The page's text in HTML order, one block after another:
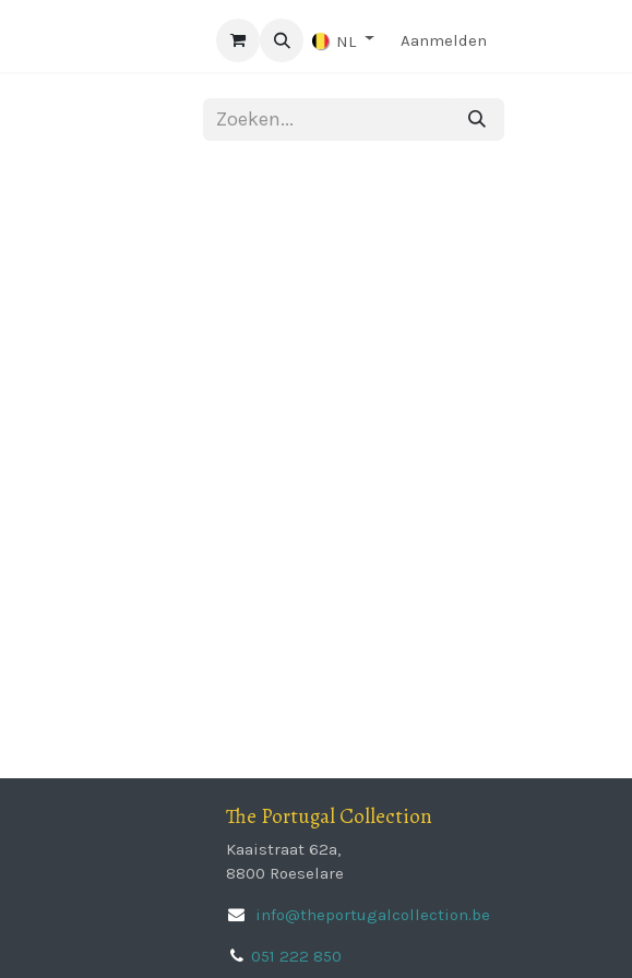
NL Aanmelden
The Portugal Collection
Kaaistraat 62a,
8800 Roeselare
info@theportugalcollection.be
051 222 850